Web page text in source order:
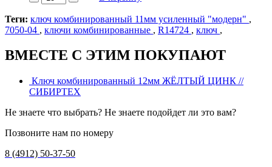
Теги: ключ комбинированный 11мм усиленный "модерн" ,
7050-04 , ключи комбинированные , R14724 , ключ ,
ВМЕСТЕ С ЭТИМ ПОКУПАЮТ
Ключ комбинированный 12мм ЖЁЛТЫЙ ЦИНК //
СИБИРТЕХ
Не знаете что выбрать? Не знаете подойдет ли это вам?
Позвоните нам по номеру
8 (4912) 50-37-50